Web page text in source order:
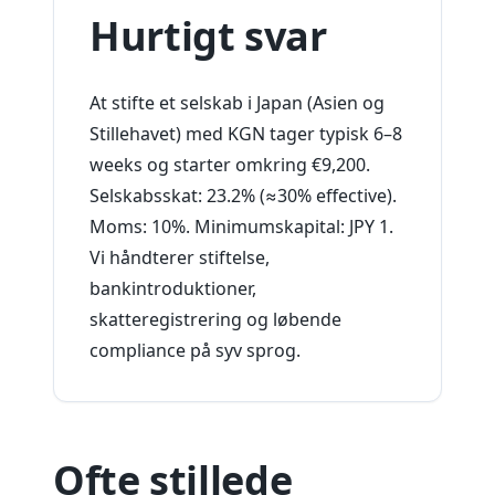
Hurtigt svar
At stifte et selskab i Japan (Asien og
Stillehavet) med KGN tager typisk 6–8
weeks og starter omkring €9,200.
Selskabsskat: 23.2% (≈30% effective).
Moms: 10%. Minimumskapital: JPY 1.
Vi håndterer stiftelse,
bankintroduktioner,
skatteregistrering og løbende
compliance på syv sprog.
Ofte stillede